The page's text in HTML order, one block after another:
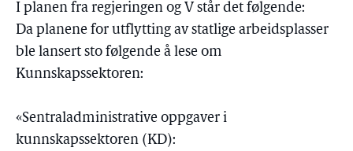
I planen fra regjeringen og V står det følgende:
Da planene for utflytting av statlige arbeidsplasser
ble lansert sto følgende å lese om
Kunnskapssektoren:
«Sentraladministrative oppgaver i
kunnskapssektoren (KD):